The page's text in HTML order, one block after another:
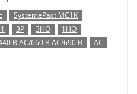
SystemePact MC1K
3P 3НО
1НО
В AC/660 В AC/690 В
AC